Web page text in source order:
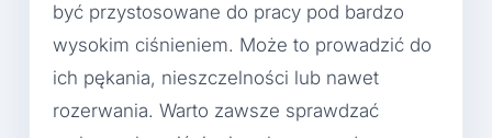
być przystosowane do pracy pod bardzo
wysokim ciśnieniem. Może to prowadzić do
ich pękania, nieszczelności lub nawet
rozerwania. Warto zawsze sprawdzać